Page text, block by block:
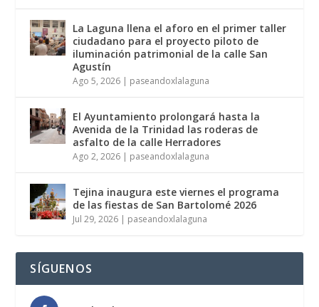
La Laguna llena el aforo en el primer taller
ciudadano para el proyecto piloto de
iluminación patrimonial de la calle San
Agustín
Ago 5, 2026 | paseandoxlalaguna
El Ayuntamiento prolongará hasta la
Avenida de la Trinidad las roderas de
asfalto de la calle Herradores
Ago 2, 2026 | paseandoxlalaguna
Tejina inaugura este viernes el programa
de las fiestas de San Bartolomé 2026
Jul 29, 2026 | paseandoxlalaguna
SÍGUENOS